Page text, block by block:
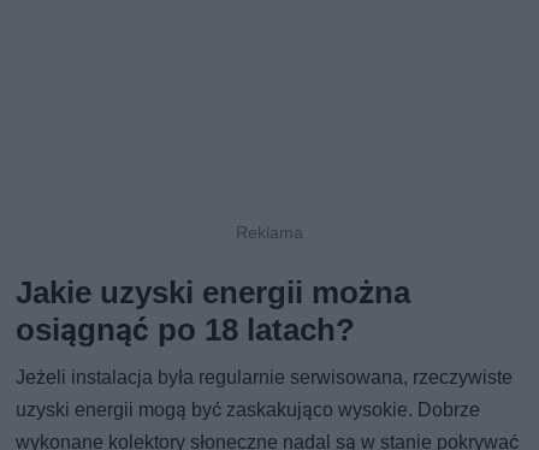
Jakie uzyski energii można
osiągnąć po 18 latach?
Jeżeli instalacja była regularnie serwisowana, rzeczywiste
uzyski energii mogą być zaskakująco wysokie. Dobrze
wykonane kolektory słoneczne nadal są w stanie pokrywać